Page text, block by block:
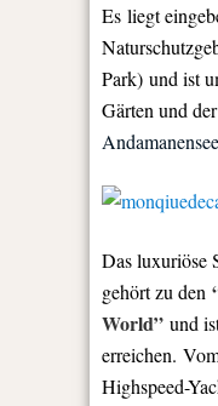
Es liegt
Park) und ist
Gärten und der
Andamanensee
Das luxuriöse
gehört zu den
World” und
erreichen.
Highspeed-